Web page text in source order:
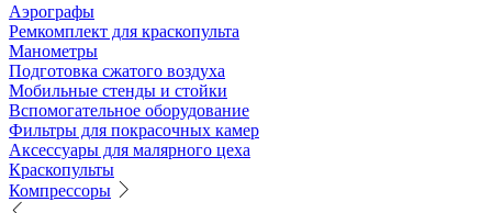
Аэрографы
Ремкомплект для краскопульта
Манометры
Подготовка сжатого воздуха
Мобильные стенды и стойки
Вспомогательное оборудование
Фильтры для покрасочных камер
Аксессуары для малярного цеха
Краскопульты
Компрессоры